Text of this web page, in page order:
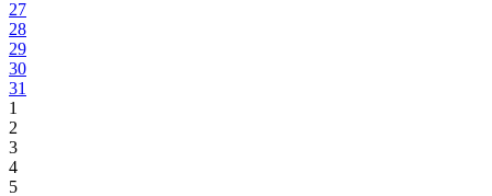
27
28
29
30
31
1
2
3
4
5